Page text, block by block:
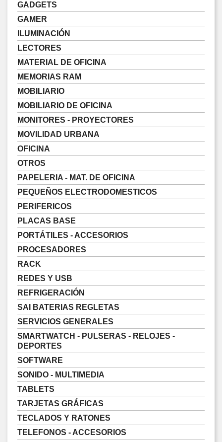
GADGETS
GAMER
ILUMINACIÓN
LECTORES
MATERIAL DE OFICINA
MEMORIAS RAM
MOBILIARIO
MOBILIARIO DE OFICINA
MONITORES - PROYECTORES
MOVILIDAD URBANA
OFICINA
OTROS
PAPELERIA - MAT. DE OFICINA
PEQUEÑOS ELECTRODOMESTICOS
PERIFERICOS
PLACAS BASE
PORTÁTILES - ACCESORIOS
PROCESADORES
RACK
REDES Y USB
REFRIGERACIÓN
SAI BATERIAS REGLETAS
SERVICIOS GENERALES
SMARTWATCH - PULSERAS - RELOJES -
DEPORTES
SOFTWARE
SONIDO - MULTIMEDIA
TABLETS
TARJETAS GRÁFICAS
TECLADOS Y RATONES
TELEFONOS - ACCESORIOS